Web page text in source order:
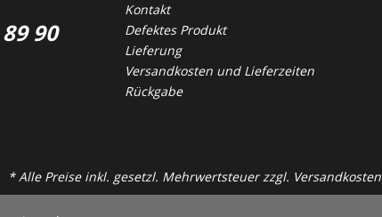
90
Kontakt
Defektes Produkt
Lieferung
Versandkosten und Lieferzeiten
Rückgabe
* Alle Preise inkl. gesetzl. Mehrwertsteuer zzgl. Versandkosten